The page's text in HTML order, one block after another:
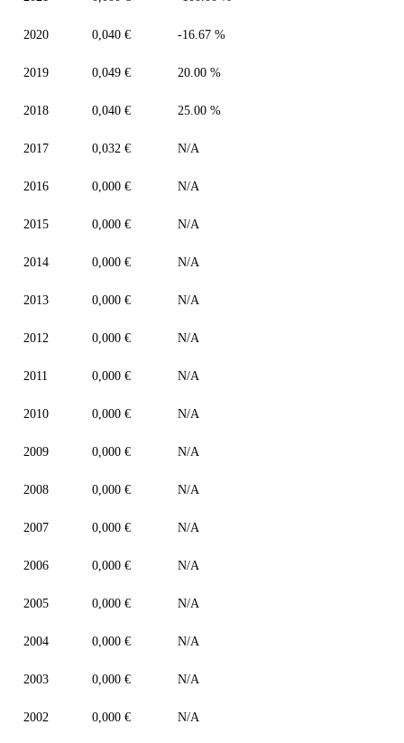
2020 0,040 € -16.67 %
2019 0,049 € 20.00 %
2018 0,040 € 25.00 %
2017 0,032 € N/A
2016 0,000 € N/A
2015 0,000 € N/A
2014 0,000 € N/A
2013 0,000 € N/A
2012 0,000 € N/A
2011 0,000 € N/A
2010 0,000 € N/A
2009 0,000 € N/A
2008 0,000 € N/A
2007 0,000 € N/A
2006 0,000 € N/A
2005 0,000 € N/A
2004 0,000 € N/A
2003 0,000 € N/A
2002 0,000 € N/A